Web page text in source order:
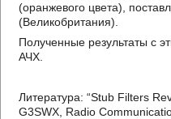
(оранжевого цвета),
(Великобритания).
Полученные результаты с
АЧХ.
Литература: “Stub Filters
G3SWX, Radio